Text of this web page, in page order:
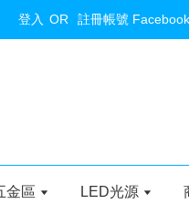
登入 OR 註冊帳號
金區 LED光源